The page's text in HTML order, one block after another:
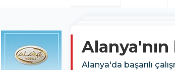
Alanya'nın
Alanya'da başarılı